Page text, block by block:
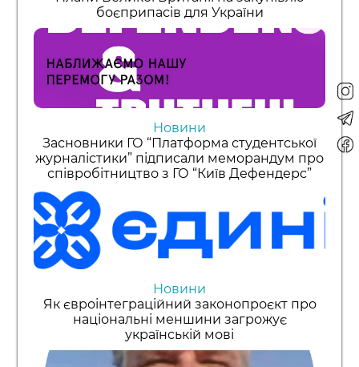
боєприпасів для України
Новини
Засновники ГО “Платформа студентської
журналістики” підписали меморандум про
співробітництво з ГО “Київ Дефендерс”
Новини
Як євроінтеграційний законопроєкт про
національні меншини загрожує
українській мові